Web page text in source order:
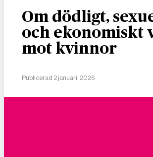
Om dödligt,
och ekonomiskt
mot kvinnor
Publicerad 2 januari, 2026